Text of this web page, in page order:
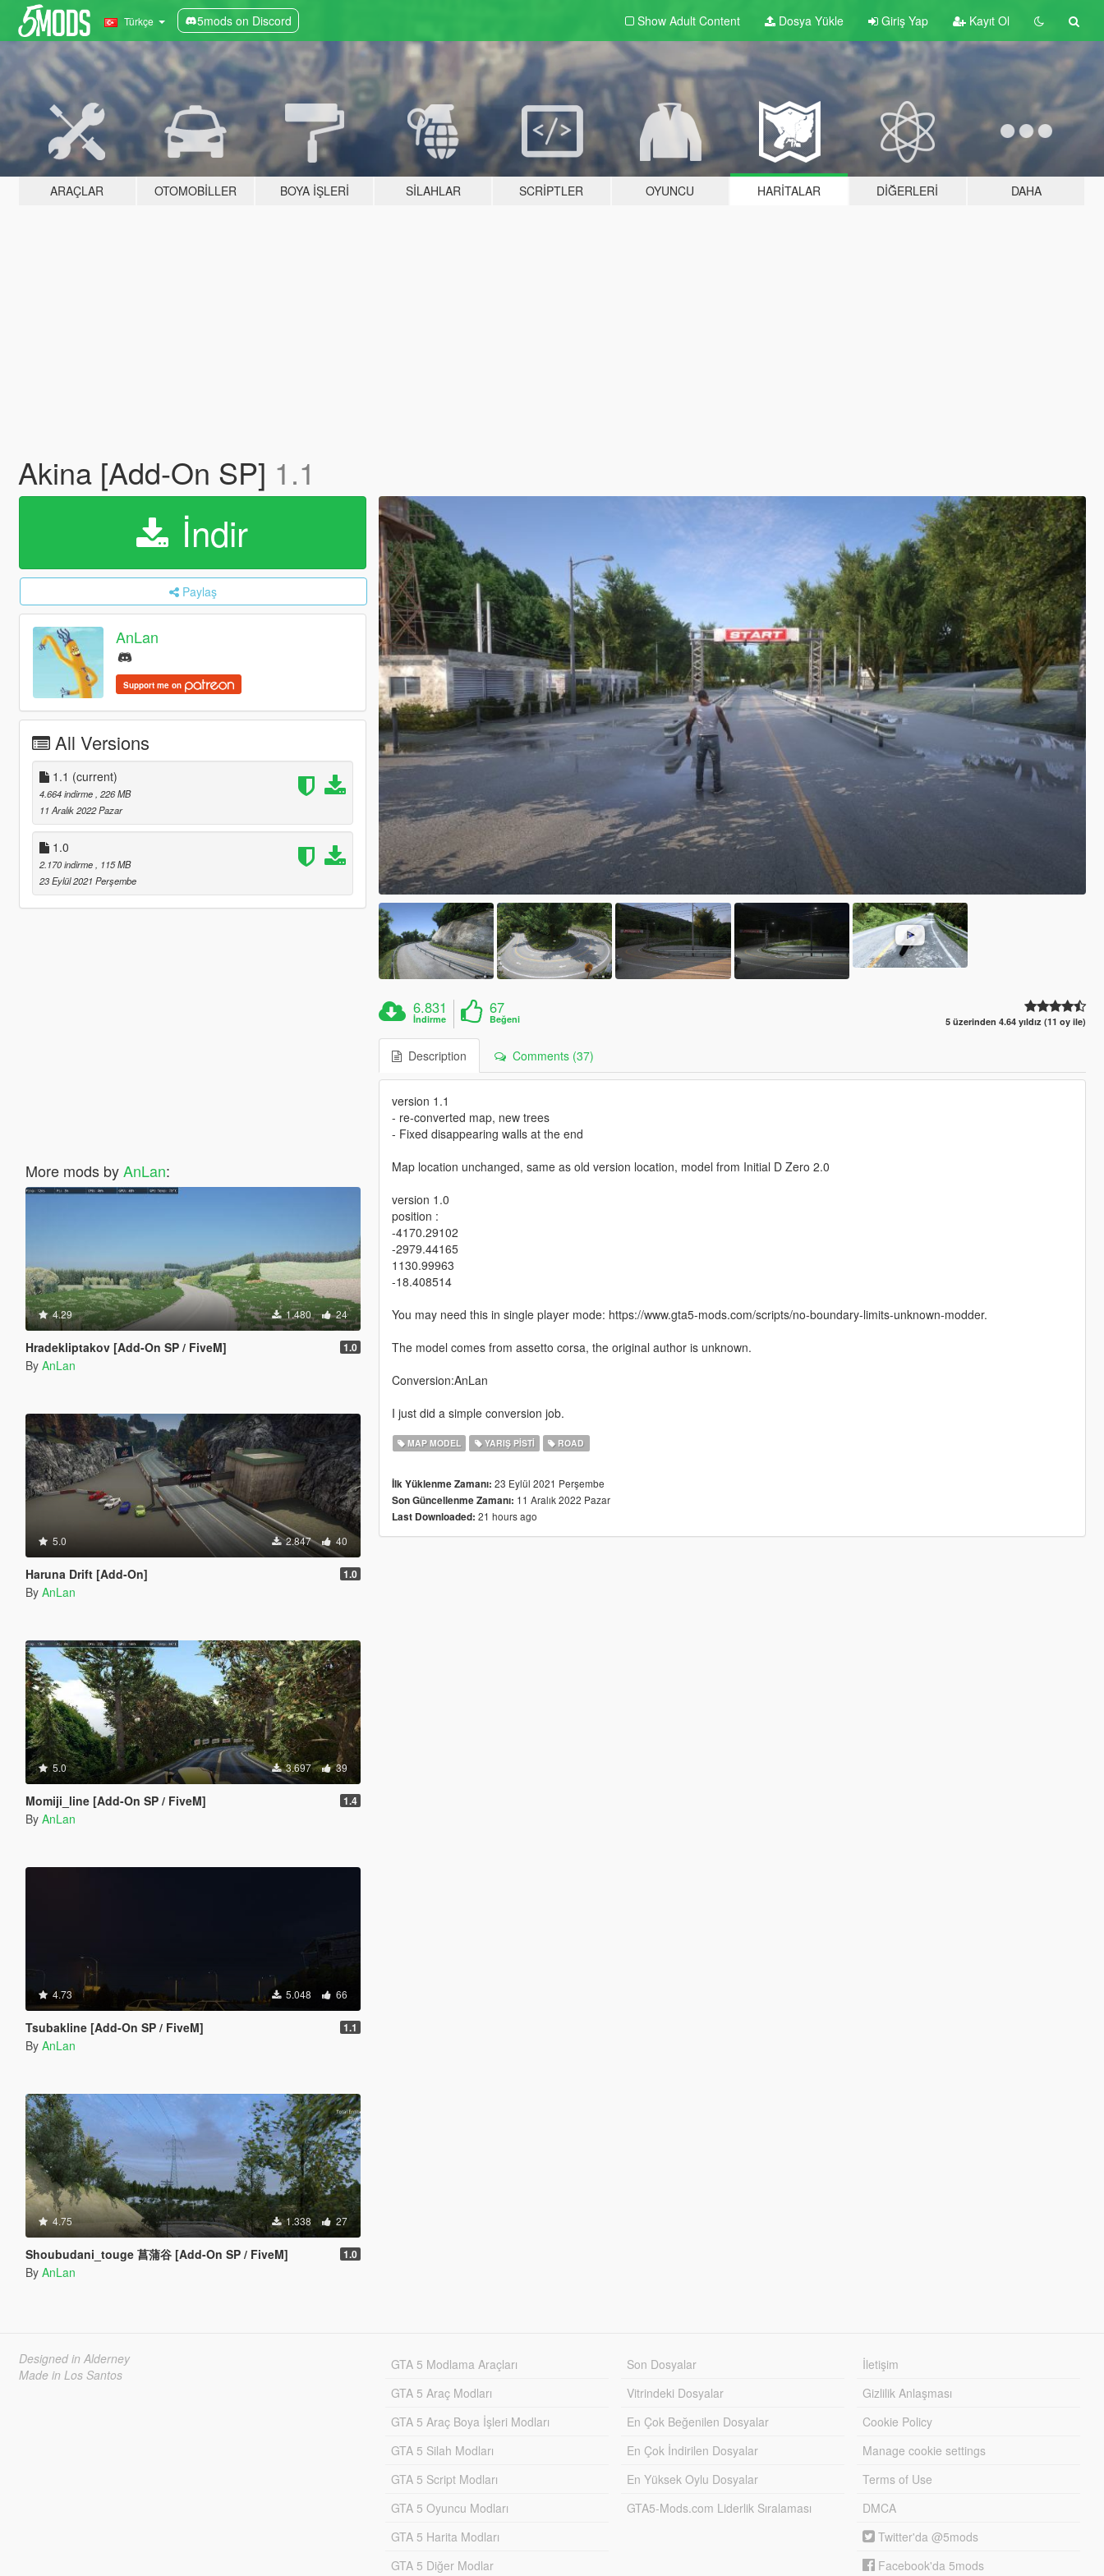
Türkçe 5mods on Discord Show Adult Content Dosya Yükle Giriş Yap Kayıt Ol
ARAÇLAR OTOMOBILLER BOYA İŞLERI SILAHLAR SCRIPTLER OYUNCU HARITALAR DIĞERLERI DAHA
Akina [Add-On SP] 1.1
İndir
Paylaş
AnLan
Support me on
All Versions
1.1 (current)
4.664 indirme , 226 MB
11 Aralık 2022 Pazar
1.0
2.170 indirme
, 115 MB
23 Eylül 2021 Perşembe
More mods byAnLan:
4.29 1.480 24
Hradekliptakov [Add-On SP / FiveM] 1.0
By AnLan
5.0 2.847 40
Haruna Drift [Add-On] 1.0
By AnLan
5.0 3.697 39
Momiji_line [Add-On SP / FiveM] 1.4
By AnLan
4.73 5.048 66
Tsubakline [Add-On SP / FiveM] 1.1
By AnLan
4.75 1.338 27
Shoubudani_touge 菖蒲谷 [Add-On SP / FiveM] 1.0
By AnLan
6.831
İndirme
67
Beğeni 5 üzerinden 4.64 yıldız (11 oy ile)
Description Comments (37)
version 1.1
- re-converted map, new trees
- Fixed disappearing walls at the end
Map location unchanged, same as old version location, model from Initial D Zero 2.0
version 1.0
position :
-4170.29102
-2979.44165
1130.99963
-18.408514
You may need this in single player mode: https://www.gta5-mods.com/scripts/no-boundary-limits-unknown-modder.
The model comes from assetto corsa, the original author is unknown.
Conversion:AnLan
I just did a simple conversion job.
MAP MODEL YARIŞ PISTI ROAD
İlk Yüklenme Zamanı: 23 Eylül 2021 Perşembe
Son Güncellenme Zamanı: 11 Aralık 2022 Pazar
Last Downloaded: 21 hours ago
Designed in Alderney
Made in Los Santos
GTA 5 Modlama Araçları
GTA 5 Araç Modları
GTA 5 Araç Boya İşleri Modları
GTA 5 Silah Modları
GTA 5 Script Modları
GTA 5 Oyuncu Modları
GTA 5 Harita Modları
GTA 5 Diğer Modlar
Son Dosyalar
Vitrindeki Dosyalar
En Çok Beğenilen Dosyalar
En Çok İndirilen Dosyalar
En Yüksek Oylu Dosyalar
GTA5-Mods.com Liderlik Sıralaması
İletişim
Gizlilik Anlaşması
Cookie Policy
Manage cookie settings
Terms of Use
DMCA
Twitter'da @5mods
Facebook'da 5mods